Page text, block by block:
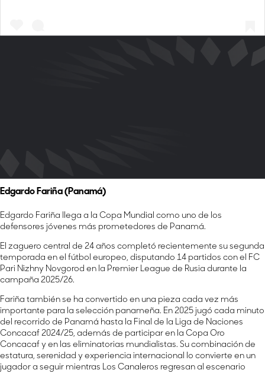
Edgardo Fariña (Panamá)
Edgardo Fariña llega a la Copa Mundial como uno de los
defensores jóvenes más prometedores de Panamá.
El zaguero central de 24 años completó recientemente su segunda
temporada en el fútbol europeo, disputando 14 partidos con el FC
Pari Nizhny Novgorod en la Premier League de Rusia durante la
campaña 2025/26.
Fariña también se ha convertido en una pieza cada vez más
importante para la selección panameña. En 2025 jugó cada minuto
del recorrido de Panamá hasta la Final de la Liga de Naciones
Concacaf 2024/25, además de participar en la Copa Oro
Concacaf y en las eliminatorias mundialistas. Su combinación de
estatura, serenidad y experiencia internacional lo convierte en un
jugador a seguir mientras Los Canaleros regresan al escenario